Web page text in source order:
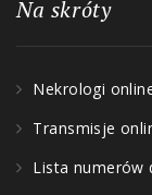
Na skróty
Nekrologi
Transmisje
Lista numerów